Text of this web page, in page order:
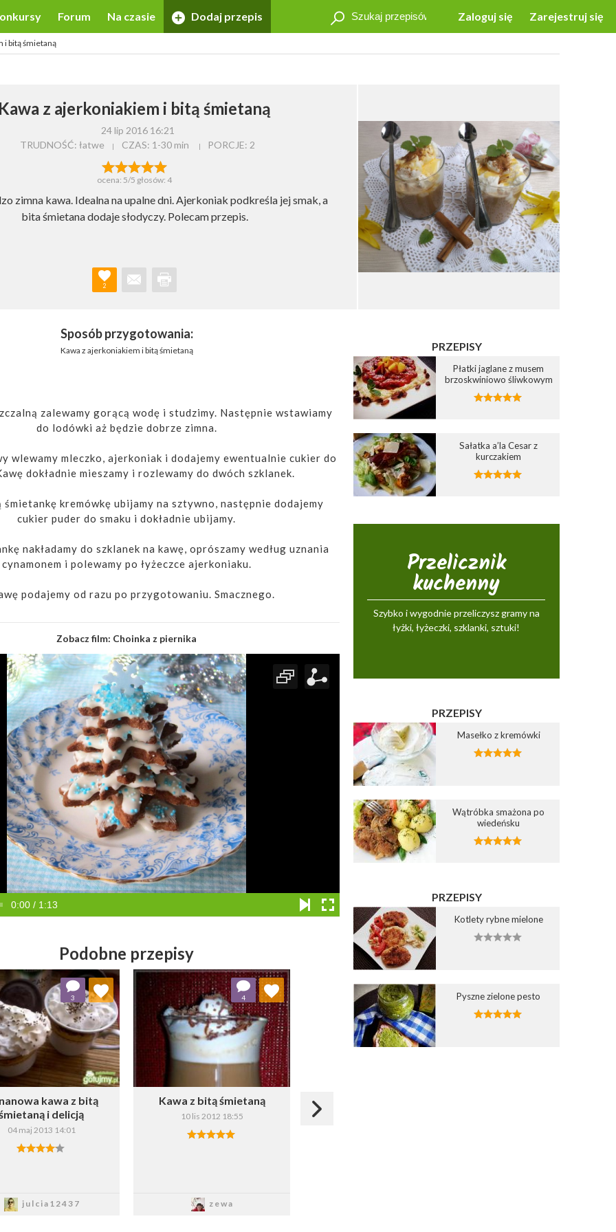
Zaloguj się Zarejestruj się
Forum Na czasie Dodaj przepis
i bitą śmietaną
z ajerkoniakiem i bitą śmietaną
24 lip 2016 16:21
TRUDNOŚĆ: łatwe
CZAS: 1-30 min PORCJE: 2
ocena: 5/5 głosów: 4
zimna kawa. Idealna na upalne dni. Ajerkoniak podkreśla jej smak, a
bita śmietana dodaje słodyczy. Polecam przepis.
2
Sposób przygotowania:
Kawa z ajerkoniakiem i bitą śmietaną
zalewamy gorącą wodę i studzimy. Następnie wstawiamy
do lodówki aż będzie dobrze zimna.
wlewamy mleczko, ajerkoniak i dodajemy ewentualnie cukier do
dokładnie mieszamy i rozlewamy do dwóch szklanek.
śmietankę kremówkę ubijamy na sztywno, następnie dodajemy
cukier puder do smaku i dokładnie ubijamy.
nakładamy do szklanek na kawę, oprószamy według uznania
cynamonem i polewamy po łyżeczce ajerkoniaku.
podajemy od razu po przygotowaniu. Smacznego.
Zobacz film: Choinka z piernika
0:00 / 1:13
Podobne przepisy
kawa z bitą
i delicją
04 maj 2013 14:01
julcia12437
3
do ulubionych
Wybierz listę:
Kawa z bitą śmietaną
10 lis 2012 18:55
zewa
4
Dodaj do ulubionych
Wybierz listę:
Zapisz
Dodaj do ulubionych
Wybierz listę: Wybierz listę:
PRZEPISY
Płatki jaglane z musem
brzoskwiniowo śliwkowym
Sałatka a’la Cesar z
kurczakiem
Przelicznik
kuchenny
Szybko i wygodnie przeliczysz gramy na
łyżki, łyżeczki, szklanki, sztuki!
PRZEPISY
Masełko z kremówki
Wątróbka smażona po
wiedeńsku
PRZEPISY
Kotlety rybne mielone
Pyszne zielone pesto